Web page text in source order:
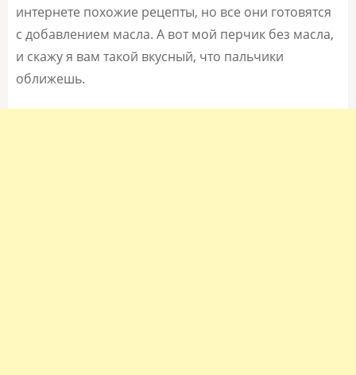
интернете похожие рецепты, но все они готовятся
с добавлением масла. А вот мой перчик без масла,
и скажу я вам такой вкусный, что пальчики
оближешь.